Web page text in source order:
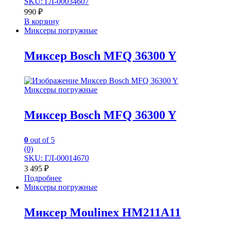
990 ₽
В корзину
Миксеры погружные
Миксер Bosch MFQ 36300 Y
Миксеры погружные
Миксер Bosch MFQ 36300 Y
0 out of 5
(0)
SKU: ГЛ-00014670
3 495 ₽
Подробнее
Миксеры погружные
Миксер Moulinex HM211A11